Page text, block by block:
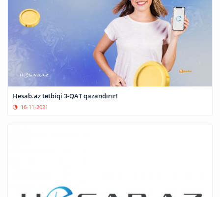
Hesab.az tətbiqi 3-QAT qazandırır!
16-11-2021